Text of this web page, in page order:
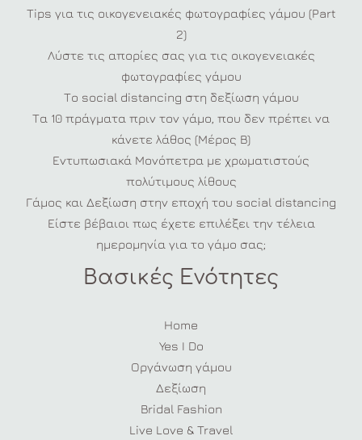
Tips για τις οικογενειακές φωτογραφίες γάμου (Part
2)
Λύστε τις απορίες σας για τις οικογενειακές
φωτογραφίες γάμου
Το social distancing στη δεξίωση γάμου
Τα 10 πράγματα πριν τον γάμο, που δεν πρέπει να
κάνετε λάθος (Μέρος Β)
Εντυπωσιακά Μονόπετρα με χρωματιστούς
πολύτιμους λίθους
Γάμος και Δεξίωση στην εποχή του social distancing
Είστε βέβαιοι πως έχετε επιλέξει την τέλεια
ημερομηνία για το γάμο σας;
Βασικές Ενότητες
Home
Yes I Do
Οργάνωση γάμου
Δεξίωση
Bridal Fashion
Live Love & Travel